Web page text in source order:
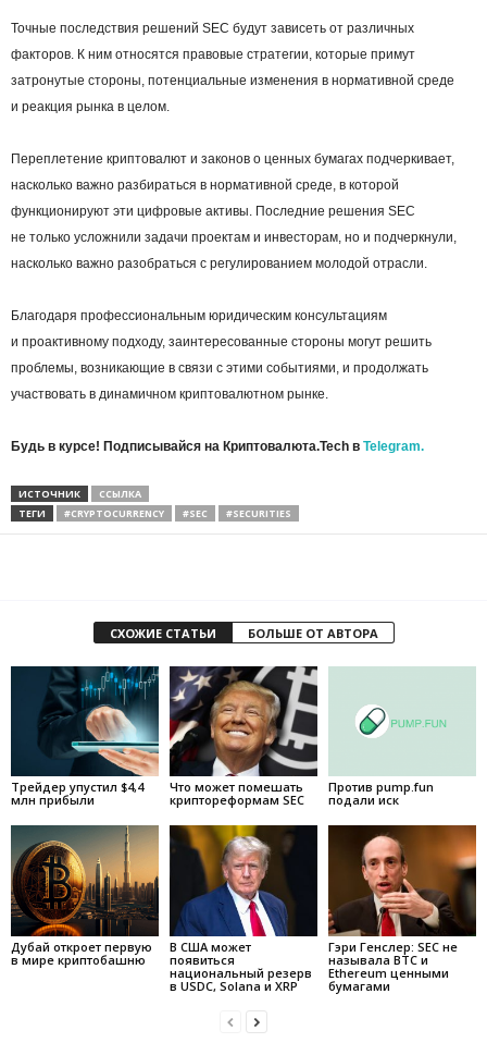
Точные последствия решений SEC будут зависеть от различных
факторов. К ним относятся правовые стратегии, которые примут
затронутые стороны, потенциальные изменения в нормативной среде
и реакция рынка в целом.
Переплетение криптовалют и законов о ценных бумагах подчеркивает,
насколько важно разбираться в нормативной среде, в которой
функционируют эти цифровые активы. Последние решения SEC
не только усложнили задачи проектам и инвесторам, но и подчеркнули,
насколько важно разобраться с регулированием молодой отрасли.
Благодаря профессиональным юридическим консультациям
и проактивному подходу, заинтересованные стороны могут решить
проблемы, возникающие в связи с этими событиями, и продолжать
участвовать в динамичном криптовалютном рынке.
Будь в курсе! Подписывайся на Криптовалюта.Tech в Telegram.
ИСТОЧНИК
ССЫЛКА
ТЕГИ
#CRYPTOCURRENCY #SEC #SECURITIES
СХОЖИЕ СТАТЬИ БОЛЬШЕ ОТ АВТОРА
Трейдер упустил $4,4
млн прибыли
Что может помешать
криптореформам SEC
Против pump.fun
подали иск
Дубай откроет первую
в мире криптобашню
В США может
появиться
национальный резерв
в USDC, Solana и XRP
Гэри Генслер: SEC не
называла BTC и
Ethereum ценными
бумагами